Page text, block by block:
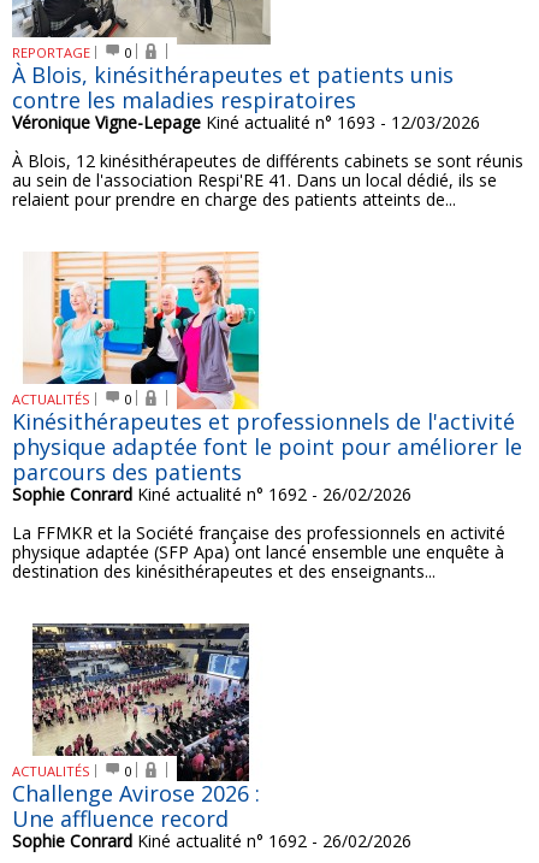
REPORTAGE 0
À Blois, kinésithérapeutes et patients unis
contre les maladies respiratoires
Véronique Vigne-Lepage Kiné actualité n° 1693 - 12/03/2026
À Blois, 12 kinésithérapeutes de différents cabinets se sont réunis
au sein de l'association Respi'RE 41. Dans un local dédié, ils se
relaient pour prendre en charge des patients atteints de...
ACTUALITÉS 0
Kinésithérapeutes et professionnels de l'activité
physique adaptée font le point pour améliorer le
parcours des patients
Sophie Conrard Kiné actualité n° 1692 - 26/02/2026
La FFMKR et la Société française des professionnels en activité
physique adaptée (SFP Apa) ont lancé ensemble une enquête à
destination des kinésithérapeutes et des enseignants...
ACTUALITÉS 0
Challenge Avirose 2026 :
Une affluence record
Sophie Conrard Kiné actualité n° 1692 - 26/02/2026